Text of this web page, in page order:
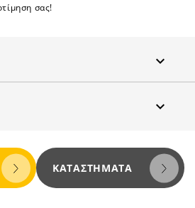
σας!


ΚΑΤΑΣΤΉΜΑΤΑ